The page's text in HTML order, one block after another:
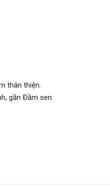
thân thiện.
gần Đầm sen.